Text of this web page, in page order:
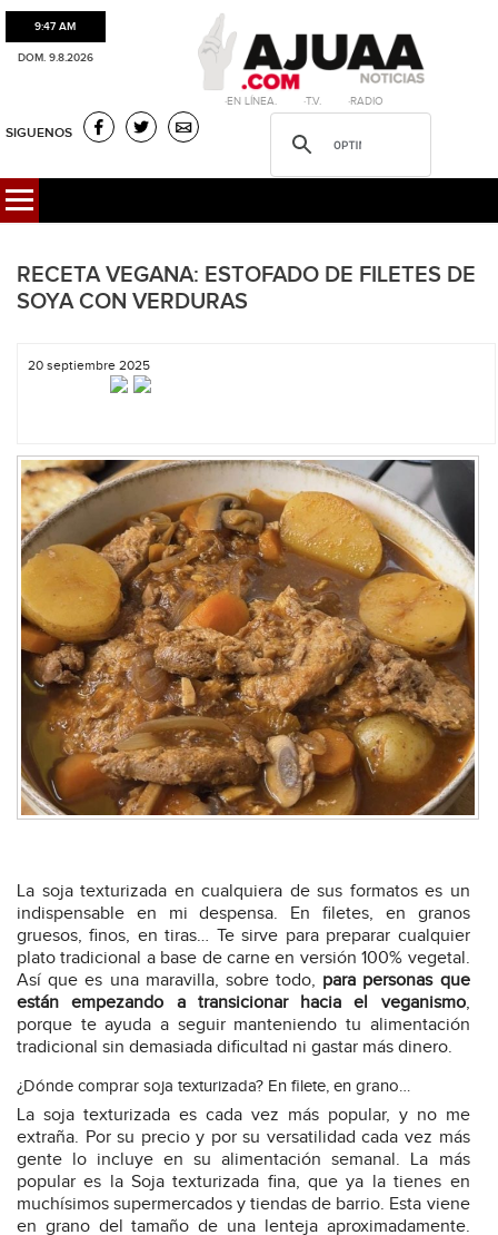
9:47 AM
DOM. 9.8.2026
·EN LÍNEA. ·T.V. ·RADIO
SIGUENOS
RECETA VEGANA: ESTOFADO DE FILETES DE
SOYA CON VERDURAS
20 septiembre 2025
La soja texturizada en cualquiera de sus formatos es un
indispensable en mi despensa. En filetes, en granos
gruesos, finos, en tiras… Te sirve para preparar cualquier
plato tradicional a base de carne en versión 100% vegetal.
Así que es una maravilla, sobre todo, para personas que
están empezando a transicionar hacia el veganismo,
porque te ayuda a seguir manteniendo tu alimentación
tradicional sin demasiada dificultad ni gastar más dinero.
¿Dónde comprar soja texturizada? En filete, en grano…
La soja texturizada es cada vez más popular, y no me
extraña. Por su precio y por su versatilidad cada vez más
gente lo incluye en su alimentación semanal. La más
popular es la Soja texturizada fina, que ya la tienes en
muchísimos supermercados y tiendas de barrio. Esta viene
en grano del tamaño de una lenteja aproximadamente.